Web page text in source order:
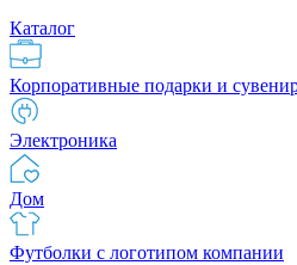
Каталог
Корпоративные подарки и
Электроника
Дом
Футболки с логотипом компании